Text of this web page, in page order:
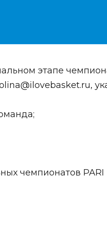
этапе
,
чемпионатов